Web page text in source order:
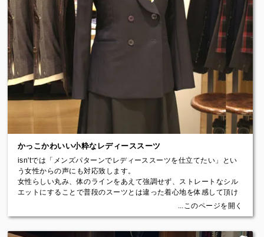
いった趣味性があるアイテムが非日常的でエレガントです。
イズントでは、オリジナルのグルカパンツを、各所にハンドワーク
を駆使した仮縫い付きフルオーダーでお客様の体型に合わせてお仕
立てします。
Price : ￥66,000（税込）～
かっこかわいい小粋なレディーススーツ
isn'tでは「メンズパターンでレディーススーツを仕立てたい」とい
う女性からの声にも対応致します。
女性らしい丸み、体のラインをあえて強調せず、ストレートなシル
エットにすることで普段のスーツとは違った着心地を体感して頂け
...このページを開く